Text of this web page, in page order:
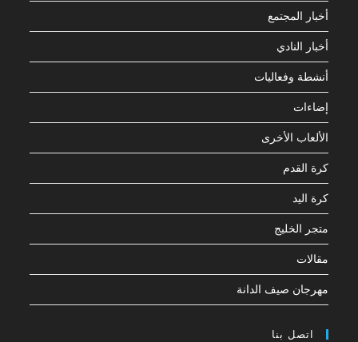
أخبار المجتمع
أخبار النادي
أنشطة وفعاليات
إضاءات
الألعاب الأخرى
كرة القدم
كرة اليد
متجر الخليج
مقالات
مهرجان صيف الدانة
اتصل بنا